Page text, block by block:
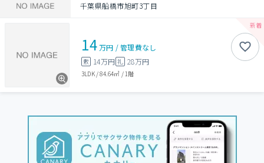
千葉県船橋市旭町3丁目
14万円 /管理費なし
敷 14万円 礼 28万円
3LDK/84.64㎡ / 1階